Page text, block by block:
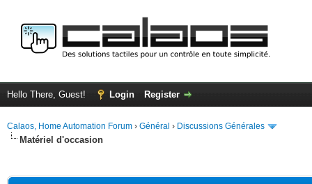
Hello There, Guest! Login Register
Calaos, Home Automation Forum › Général › Discussions Générales
Matériel d'occasion